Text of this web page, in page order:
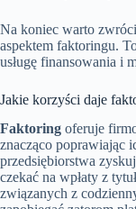
Na koniec warto
aspektem faktoringu.
usługę finansowania i
Jakie korzyści daje
Faktoring oferuje
znacząco poprawiając
przedsiębiorstwa
czekać na wpłaty z
związanych z